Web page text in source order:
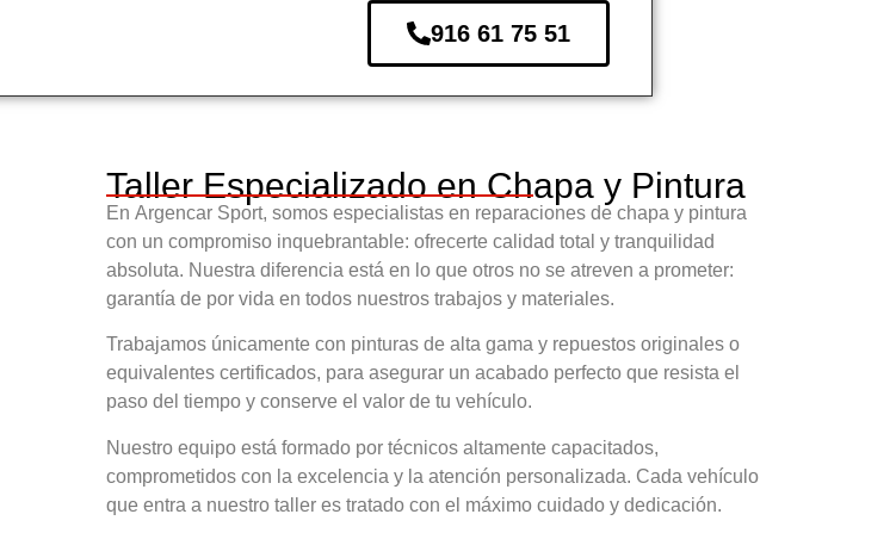
916 61 75 51
Taller Especializado en Chapa y Pintura
En Argencar Sport, somos especialistas en reparaciones de chapa y pintura
con un compromiso inquebrantable: ofrecerte calidad total y tranquilidad
absoluta. Nuestra diferencia está en lo que otros no se atreven a prometer:
garantía de por vida en todos nuestros trabajos y materiales.
Trabajamos únicamente con pinturas de alta gama y repuestos originales o
equivalentes certificados, para asegurar un acabado perfecto que resista el
paso del tiempo y conserve el valor de tu vehículo.
Nuestro equipo está formado por técnicos altamente capacitados,
comprometidos con la excelencia y la atención personalizada. Cada vehículo
que entra a nuestro taller es tratado con el máximo cuidado y dedicación.